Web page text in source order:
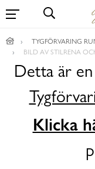
TYGFÖRVARING
BILD AV STILRENA
Detta är
Klicka